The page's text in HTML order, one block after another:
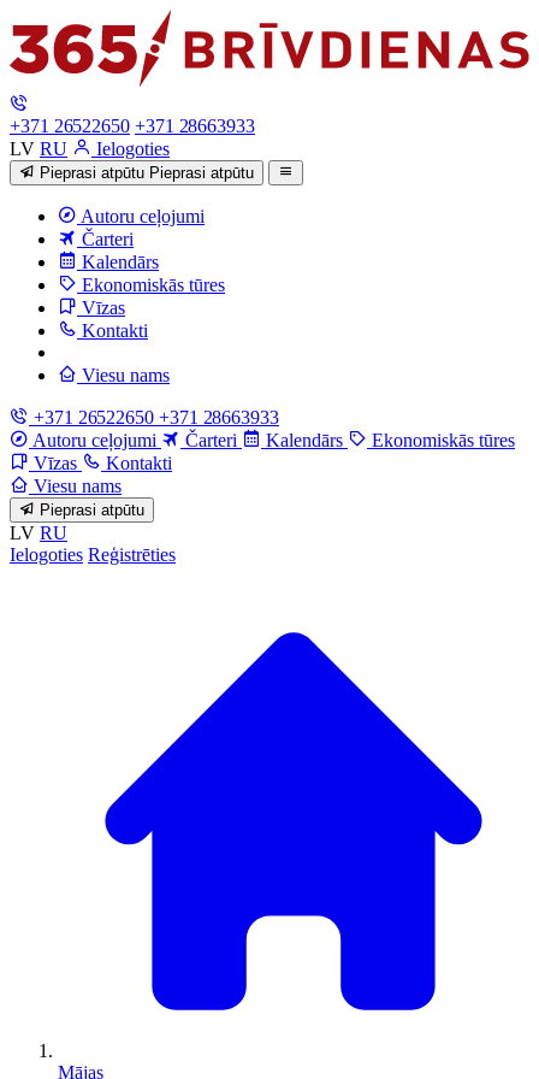
+371 26522650 +371 28663933
LV RU Ielogoties
Pieprasi atpūtu Pieprasi atpūtu
Autoru ceļojumi
Čarteri
Kalendārs
Ekonomiskās tūres
Vīzas
Kontakti
Viesu nams
+371 26522650 +371 28663933
Autoru ceļojumi
Čarteri Kalendārs
Ekonomiskās tūres
Vīzas
Kontakti
Viesu nams
Pieprasi atpūtu
LV RU
Ielogoties Reģistrēties
Mājas